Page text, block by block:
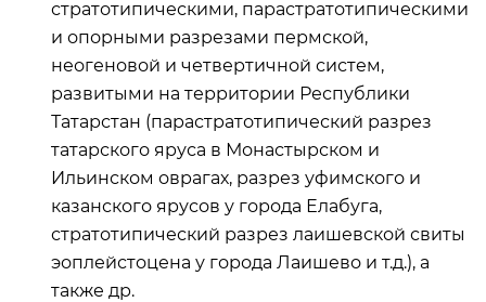
стратотипическими, парастратотипическими
и опорными разрезами пермской,
неогеновой и четвертичной систем,
развитыми на территории Республики
Татарстан (парастратотипический разрез
татарского яруса в Монастырском и
Ильинском оврагах, разрез уфимского и
казанского ярусов у города Елабуга,
стратотипический разрез лаишевской свиты
эоплейстоцена у города Лаишево и т.д.), а
также др.